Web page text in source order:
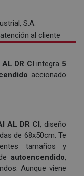
S.A.
al cliente
DR CI integra 5
accionado
AL DR CI, diseño
de 68x50cm. Te
tamaños y
autoencendido,
Aunque viene